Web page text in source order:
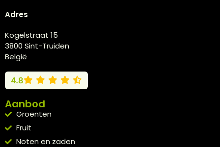
Adres
Kogelstraat 15
3800 Sint-Truiden
België
4.8
Aanbod
Groenten
Fruit
Noten en zaden